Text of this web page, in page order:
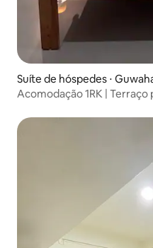
Suíte de hóspedes ⋅
Acomodação 1RK | Terraço